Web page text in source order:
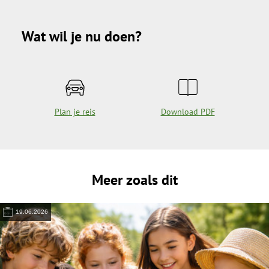
Wat wil je nu doen?
Plan je reis Download PDF
Meer zoals dit
19.06.2026